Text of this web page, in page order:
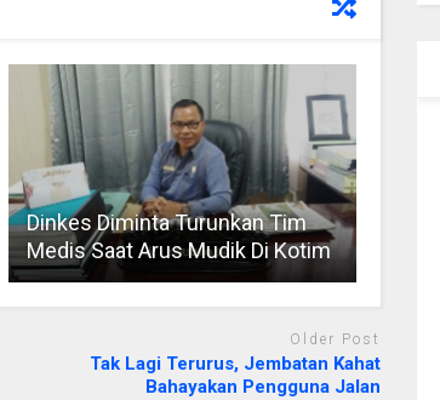
Dinkes Diminta Turunkan Tim
Medis Saat Arus Mudik Di Kotim
Older Post
Tak Lagi Terurus, Jembatan Kahat
Bahayakan Pengguna Jalan